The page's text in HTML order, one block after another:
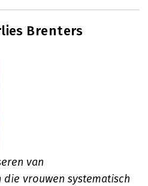
Brenters
van
vrouwen systematisch